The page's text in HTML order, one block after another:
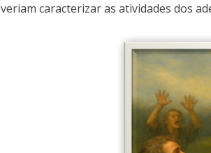
caracterizar as atividades dos